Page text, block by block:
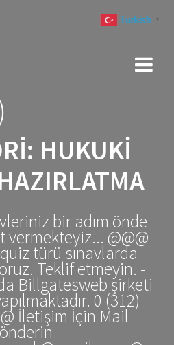
HUKUKI
bir adım önde
vermekteyiz... @@@
türü sınavlarda
Teklif etmeyin. -
Billgatesweb şirketi
0 (312)
İletişim İçin Mail
Turkish ▼